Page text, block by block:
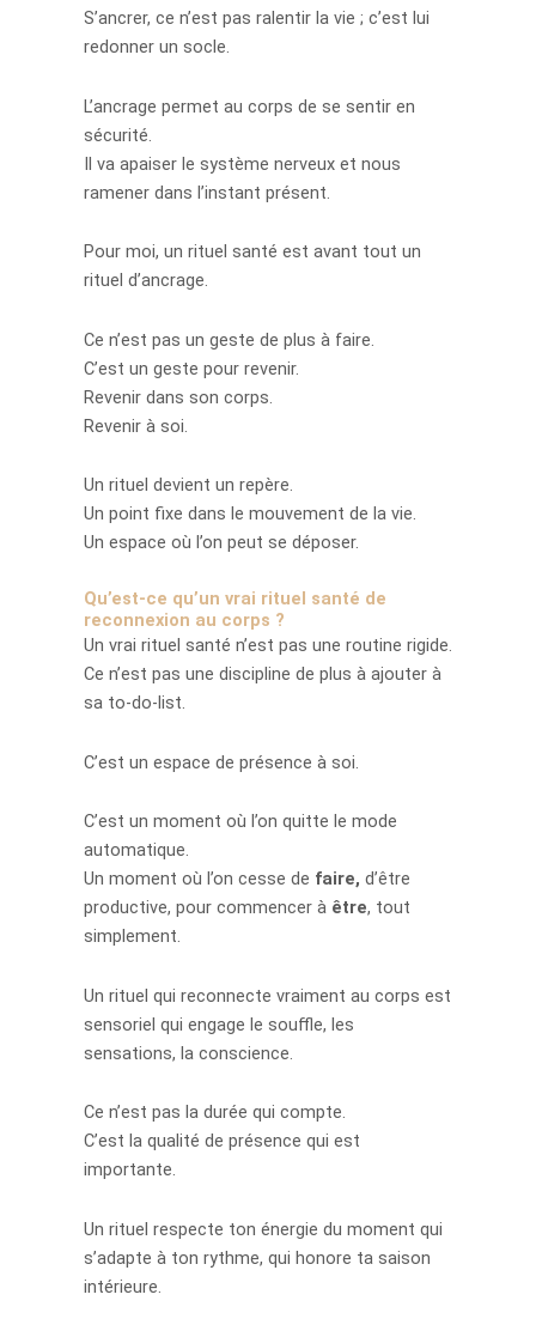
S’ancrer, ce n’est pas ralentir la vie ; c’est lui
redonner un socle.
L’ancrage permet au corps de se sentir en
sécurité.
Il va apaiser le système nerveux et nous
ramener dans l’instant présent.
Pour moi, un rituel santé est avant tout un
rituel d’ancrage.
Ce n’est pas un geste de plus à faire.
C’est un geste pour revenir.
Revenir dans son corps.
Revenir à soi.
Un rituel devient un repère.
Un point fixe dans le mouvement de la vie.
Un espace où l’on peut se déposer.
Qu’est-ce qu’un vrai rituel santé de
reconnexion au corps ?
Un vrai rituel santé n’est pas une routine rigide.
Ce n’est pas une discipline de plus à ajouter à
sa to-do-list.
C’est un espace de présence à soi.
C’est un moment où l’on quitte le mode
automatique.
Un moment où l’on cesse de faire, d’être
productive, pour commencer à être, tout
simplement.
Un rituel qui reconnecte vraiment au corps est
sensoriel qui engage le souffle, les
sensations, la conscience.
Ce n’est pas la durée qui compte.
C’est la qualité de présence qui est
importante.
Un rituel respecte ton énergie du moment qui
s’adapte à ton rythme, qui honore ta saison
intérieure.